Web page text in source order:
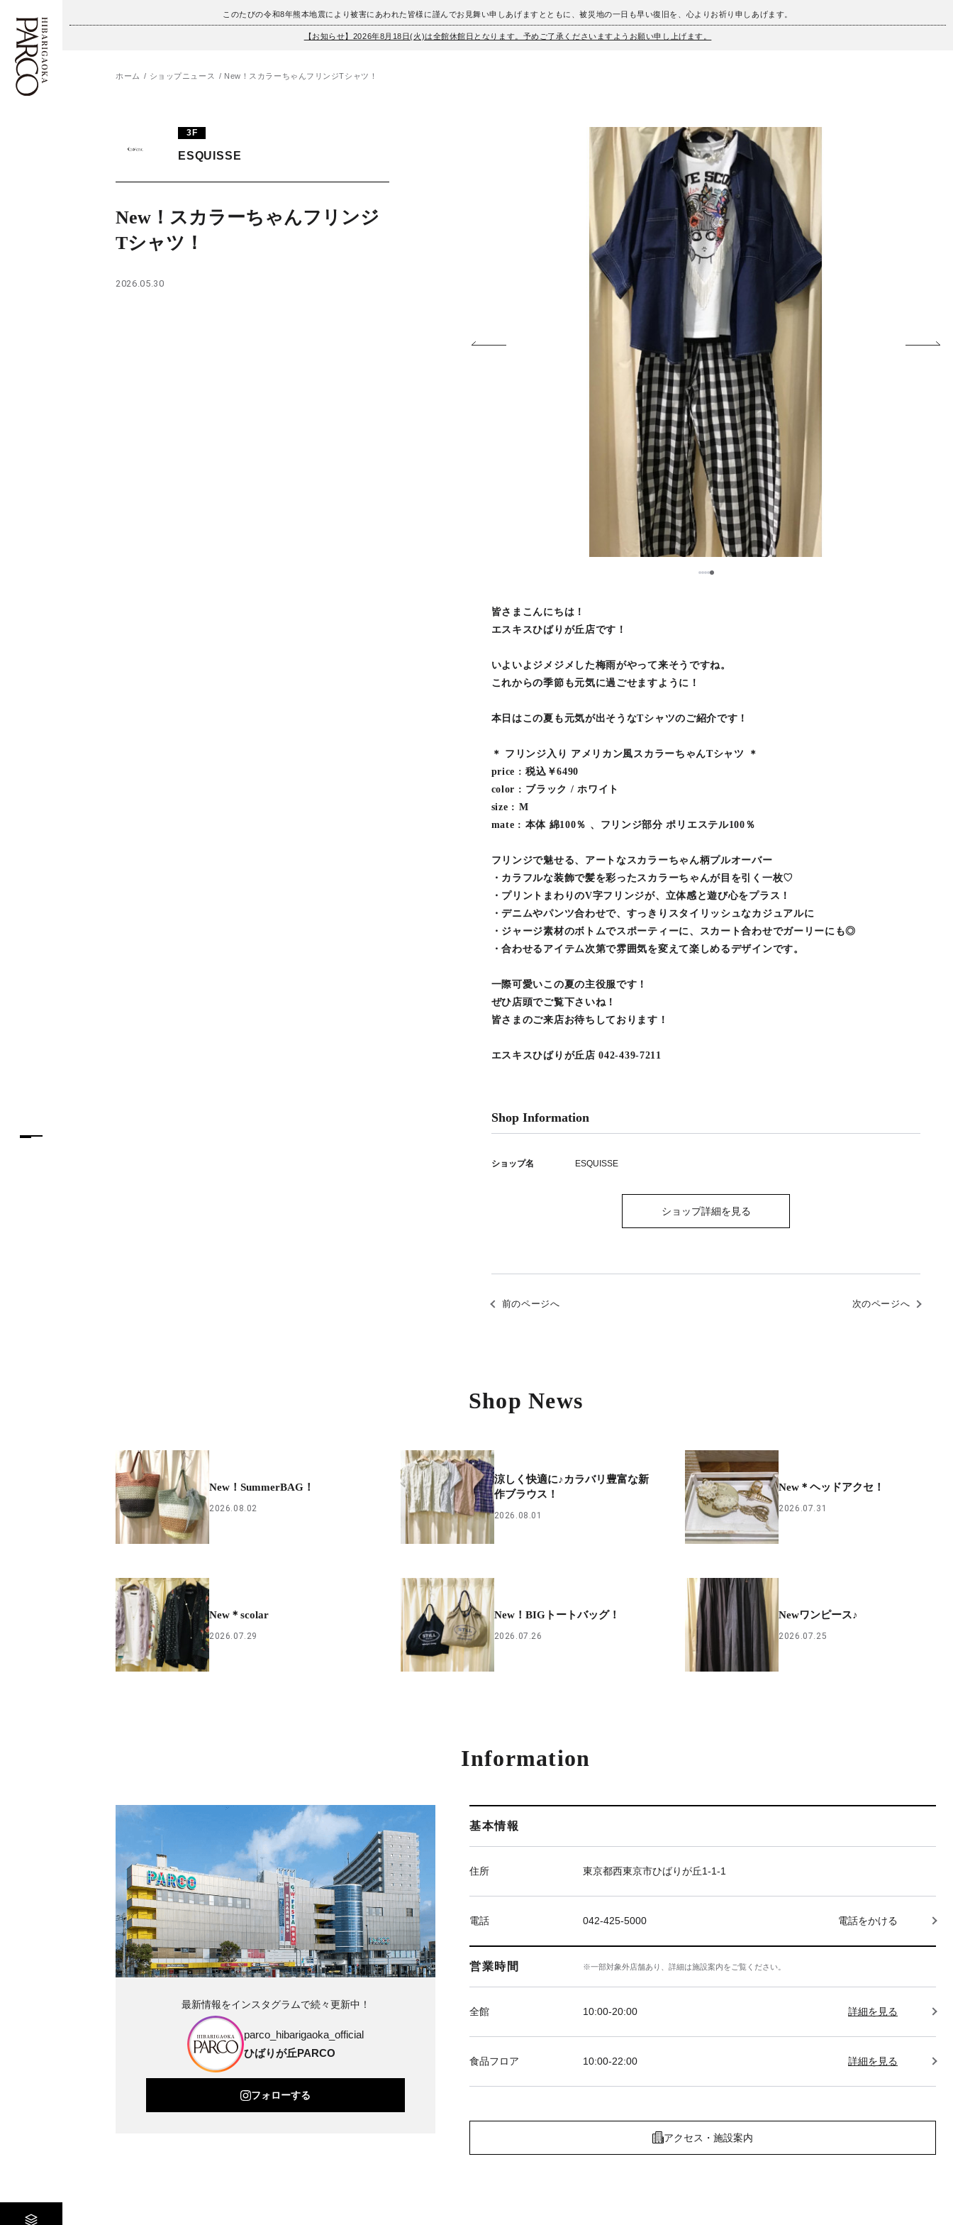
このたびの令和8年熊本地震により被害にあわれた皆様に謹んでお見舞い申しあげますとともに、被災地の一日も早い復旧を、心よりお祈り申しあげます。
【お知らせ】2026年8月18日(火)は全館休館日となります。予めご了承くださいますようお願い申し上げます。
施設案内・アクセス
ニュース
レストラン・カフェ
TAX FREE
ภาษาไทย
ホーム ショップニュース New！スカラーちゃんフリンジTシャツ！
3F
ESQUISSE
New！スカラーちゃんフリンジ
Tシャツ！
2026.05.30
12345
皆さまこんにちは！
エスキスひばりが丘店です！
いよいよジメジメした梅雨がやって来そうですね。
これからの季節も元気に過ごせますように！
本日はこの夏も元気が出そうなTシャツのご紹介です！
＊ フリンジ入り アメリカン風スカラーちゃんTシャツ ＊
price : 税込￥6490
color : ブラック / ホワイト
size : M
mate : 本体 綿100％ 、フリンジ部分 ポリエステル100％
フリンジで魅せる、アートなスカラーちゃん柄プルオーバー
・カラフルな装飾で髪を彩ったスカラーちゃんが目を引く一枚♡
・プリントまわりのV字フリンジが、立体感と遊び心をプラス！
・デニムやパンツ合わせで、すっきりスタイリッシュなカジュアルに
・ジャージ素材のボトムでスポーティーに、スカート合わせでガーリーにも◎
・合わせるアイテム次第で雰囲気を変えて楽しめるデザインです。
一際可愛いこの夏の主役服です！
ぜひ店頭でご覧下さいね！
皆さまのご来店お待ちしております！
エスキスひばりが丘店 042-439-7211
Shop Information
ショップ名 ESQUISSE
ショップ詳細を見る
前のページへ 次のページへ
Shop News
New！SummerBAG！
2026.08.02
涼しく快適に♪カラバリ豊富な新
作ブラウス！
2026.08.01
New＊ヘッドアクセ！
2026.07.31
New＊scolar
2026.07.29
New！BIGトートバッグ！
2026.07.26
Newワンピース♪
2026.07.25
Information
基本情報
住所 東京都西東京市ひばりが丘1-1-1
電話 042-425-5000 電話をかける
営業時間 ※一部対象外店舗あり、詳細は施設案内をご覧ください。
全館 10:00-20:00 詳細を見る
食品フロア 10:00-22:00 詳細を見る
アクセス・施設案内
最新情報をインスタグラムで続々更新中！
parco_hibarigaoka_official
ひばりが丘PARCO
フォローする